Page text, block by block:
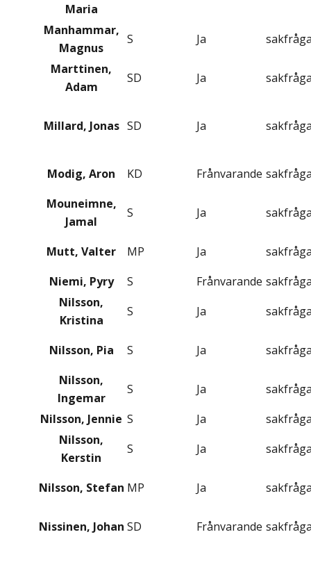
Maria
Manhammar,
Magnus
S Ja
Marttinen,
Adam
SD Ja
Millard, Jonas SD Ja
Modig, Aron KD Frånvarande
Mouneimne,
Jamal
S Ja
Mutt, Valter MP Ja
Niemi, Pyry
S Frånvarande
Nilsson,
Kristina
S Ja
Nilsson, Pia S Ja
Nilsson,
Ingemar
S Ja
Nilsson, Jennie S Ja
Nilsson,
Kerstin
S Ja
Nilsson, Stefan MP Ja
Nissinen, Johan SD Frånvarande